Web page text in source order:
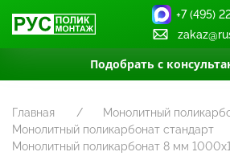
Подобрать с
+7 (495)
Главная
Монолитный
Монолитный поликарбонат стандарт
Монолитный поликарбонат 8 мм